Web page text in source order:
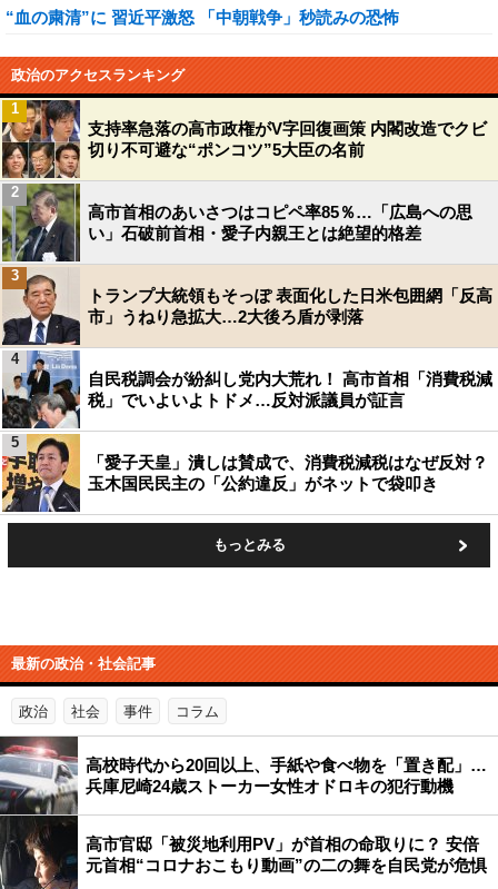
“血の粛清”に 習近平激怒 「中朝戦争」秒読みの恐怖
政治のアクセスランキング
支持率急落の高市政権がV字回復画策 内閣改造でクビ
切り不可避な“ポンコツ”5大臣の名前
1
高市首相のあいさつはコピペ率85％…「広島への思
い」石破前首相・愛子内親王とは絶望的格差
2
トランプ大統領もそっぽ 表面化した日米包囲網「反高
市」うねり急拡大…2大後ろ盾が剥落
3
自民税調会が紛糾し党内大荒れ！ 高市首相「消費税減
税」でいよいよトドメ…反対派議員が証言
4
「愛子天皇」潰しは賛成で、消費税減税はなぜ反対？
玉木国民民主の「公約違反」がネットで袋叩き
5
もっとみる
最新の政治・社会記事
政治 社会 事件 コラム
高校時代から20回以上、手紙や食べ物を「置き配」…
兵庫尼崎24歳ストーカー女性オドロキの犯行動機
高市官邸「被災地利用PV」が首相の命取りに？ 安倍
元首相“コロナおこもり動画”の二の舞を自民党が危惧